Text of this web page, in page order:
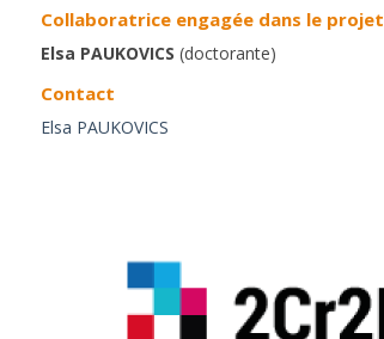
Collaboratrice engagée dans le projet
Elsa PAUKOVICS(doctorante)
Contact
Elsa PAUKOVICS